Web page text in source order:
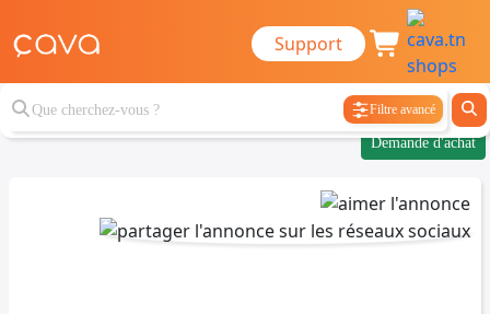
Support
Filtre avancé
Demande d'achat